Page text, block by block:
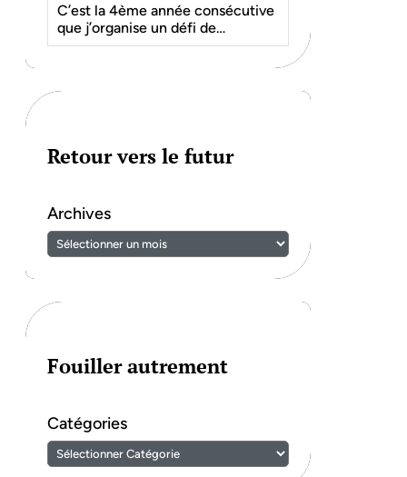
C’est la 4ème année consécutive
que j’organise un défi de…
Retour vers le futur
Archives
Fouiller autrement
Catégories